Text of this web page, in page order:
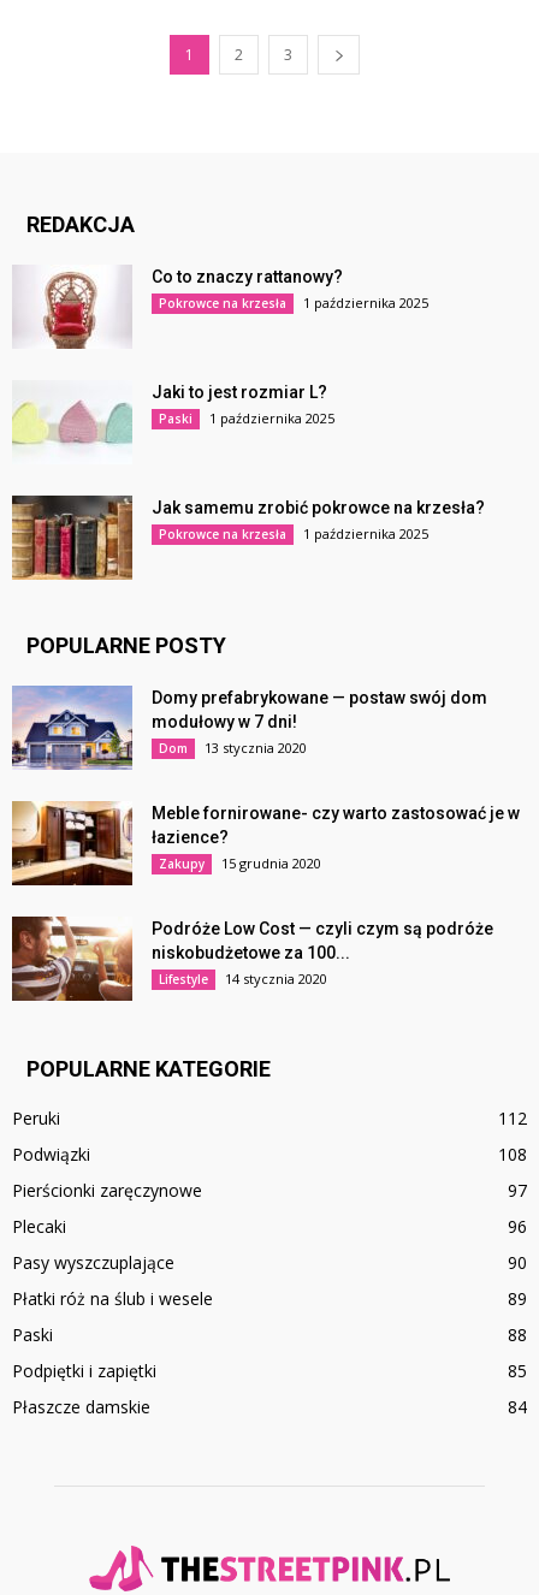
1 2 3
REDAKCJA
Co to znaczy rattanowy?
Pokrowce na krzesła 1 października 2025
Jaki to jest rozmiar L?
Paski 1 października 2025
Jak samemu zrobić pokrowce na krzesła?
Pokrowce na krzesła 1 października 2025
POPULARNE POSTY
Domy prefabrykowane — postaw swój dom
modułowy w 7 dni!
Dom 13 stycznia 2020
Meble fornirowane- czy warto zastosować je w
łazience?
Zakupy 15 grudnia 2020
Podróże Low Cost — czyli czym są podróże
niskobudżetowe za 100...
Lifestyle 14 stycznia 2020
POPULARNE KATEGORIE
Peruki
112
Podwiązki
108
Pierścionki zaręczynowe
97
Plecaki
96
Pasy wyszczuplające
90
Płatki róż na ślub i wesele
89
Paski
88
Podpiętki i zapiętki
85
Płaszcze damskie
84